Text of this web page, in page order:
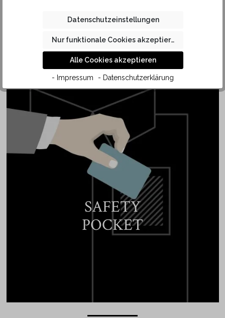
Krawatte zu einem Blickfang. Wahlweise können Sie
kombinieren. Dank der qualitativ hochwertigen Baumwolle
liegt der Button Down Kragen des Hemdes angenehm
weich auf der Haut.
SAFETY
POCKET
Datenschutzeinstellungen
Nur funktionale Cookies akzeptieren
Alle Cookies akzeptieren
- Impressum - Datenschutzerklärung